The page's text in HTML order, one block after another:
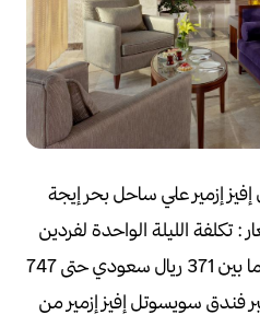
إزمير علي ساحل بحر إيجة
: تكلفة الليلة الواحدة لفردين
ما بين 371 ريال سعودي حتى 747
فندق سويسوتل إفيز إزمير من